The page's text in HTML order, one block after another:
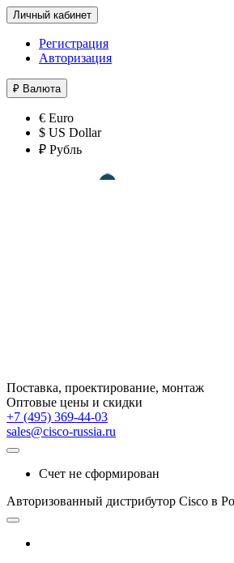
Личный кабинет
Регистрация
Авторизация
₽ Валюта
€ Euro
$ US Dollar
₽ Рубль
Поставка, проектирование, монтаж
Оптовые цены и скидки
+7 (495) 369-44-03
sales@cisco-russia.ru
Счет не сформирован
Авторизованный дистрибутор Cisco в